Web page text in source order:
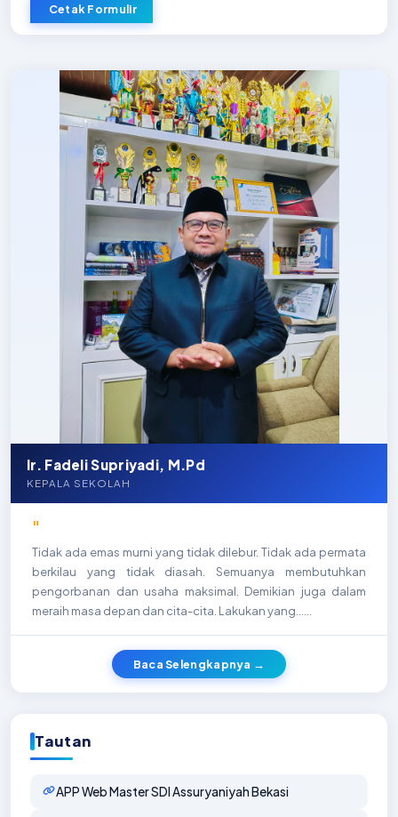
Cetak Formulir
Ir. Fadeli Supriyadi, M.Pd
KEPALA SEKOLAH
"
Tidak ada emas murni yang tidak dilebur. Tidak ada permata
berkilau yang tidak diasah. Semuanya membutuhkan
pengorbanan dan usaha maksimal. Demikian juga dalam
meraih masa depan dan cita-cita. Lakukan yang…...
Baca Selengkapnya →
Tautan
APP Web Master SDI Assuryaniyah Bekasi